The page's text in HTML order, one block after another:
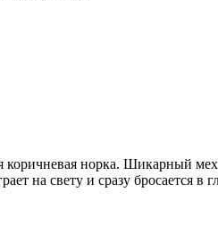
коричневая норка. Шикарный
на свету и сразу бросается в